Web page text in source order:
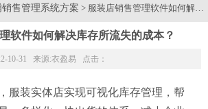
销售管理系统方案 > 服装店销售管理软件如何解决
软件如何解决库存所流失的成本？
10-31 来源:衣盈易 点击：
服装实体店实现可视化库存管理，帮